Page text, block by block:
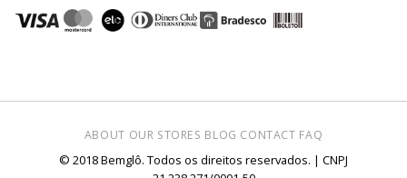
ABOUT OUR STORES BLOG CONTACT FAQ
© 2018 Bemglô. Todos os direitos reservados. | CNPJ